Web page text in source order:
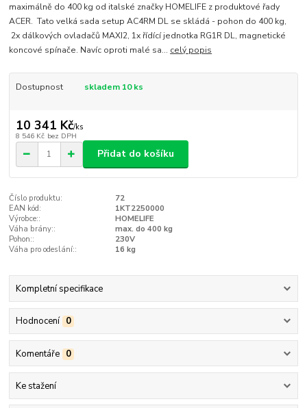
maximálně do 400 kg od italské značky HOMELIFE z produktové řady
ACER. Tato velká sada setup AC4RM DL se skládá - pohon do 400 kg,
2x dálkových ovladačů MAXI2, 1x řídící jednotka RG1R DL, magnetické
koncové spínače. Navíc oproti malé sa... celý popis
Dostupnost skladem 10 ks
10 341 Kč/ks
8 546 Kč bez DPH
Přidat do košíku
Číslo produktu:
72
EAN kód:
1KT2250000
Výrobce::
HOMELIFE
Váha brány::
max. do 400 kg
Pohon::
230V
Váha pro odeslání::
16 kg
Kompletní specifikace
Hodnocení 0
Komentáře 0
Ke stažení